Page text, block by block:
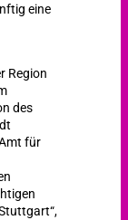
eine
Region
des
für